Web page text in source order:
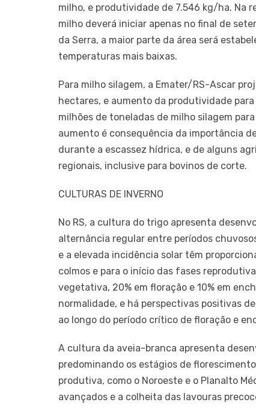
milho, e produtividade de 7.546 kg/ha. Na
milho deverá iniciar apenas no final de
da Serra, a maior parte da área será
temperaturas mais baixas.
Para milho silagem, a Emater/RS-Ascar
hectares, e aumento da produtividade
milhões de toneladas de milho silagem
aumento é consequência da importância
durante a escassez hídrica, e de alguns
regionais, inclusive para bovinos de corte.
CULTURAS DE INVERNO
No RS, a cultura do trigo apresenta
alternância regular entre períodos
e a elevada incidência solar têm
colmos e para o início das fases
vegetativa, 20% em floração e 10% em
normalidade, e há perspectivas positivas
ao longo do período crítico de floração e
A cultura da aveia-branca apresenta
predominando os estágios de
produtiva, como o Noroeste e o Planalto
avançados e a colheita das lavouras